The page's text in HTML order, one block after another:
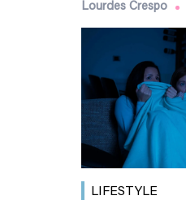
Lourdes Crespo
LIFESTYLE